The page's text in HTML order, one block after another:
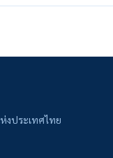
งประเทศไทย